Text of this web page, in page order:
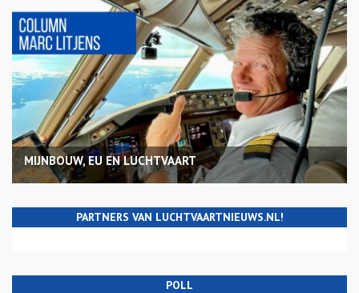
MIJNBOUW, EU EN LUCHTVAART
PARTNERS VAN LUCHTVAARTNIEUWS.NL!
POLL